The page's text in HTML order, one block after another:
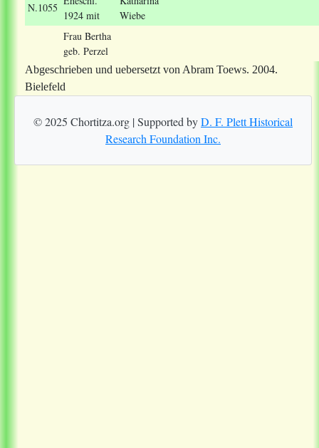
N.1055
1924 mit
Wiebe
Frau Bertha
geb. Perzel
Abgeschrieben und uebersetzt von Abram Toews. 2004.
Bielefeld
© 2025 Chortitza.org | Supported byD. F. Plett Historical
Research Foundation Inc.